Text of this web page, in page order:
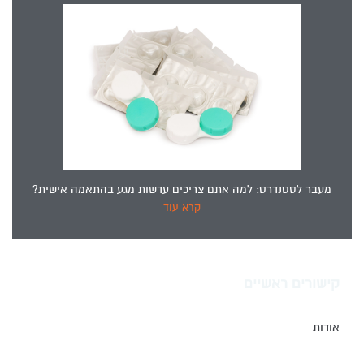
מעבר לסטנדרט: למה אתם צריכים עדשות מגע בהתאמה אישית?
קרא עוד
אודות